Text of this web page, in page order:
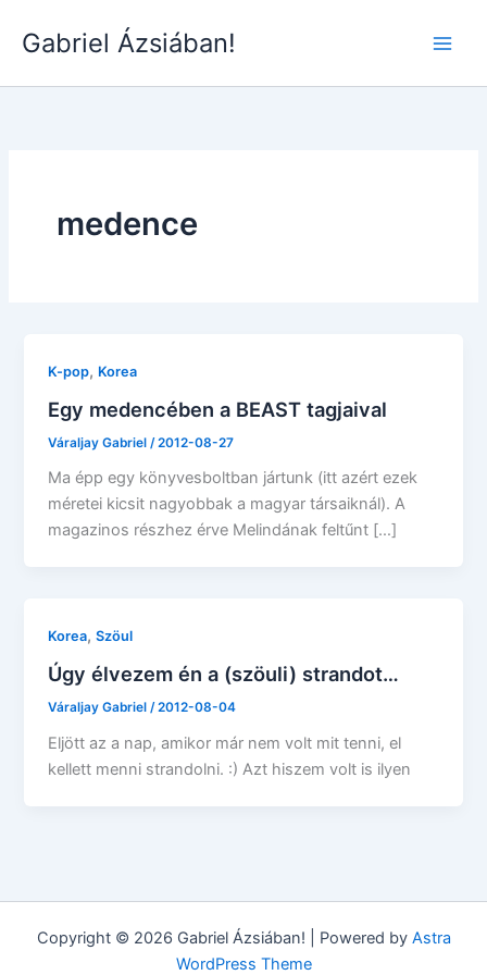
Gabriel Ázsiában!
medence
K-pop, Korea
Egy medencében a BEAST tagjaival
Váraljay Gabriel /2012-08-27
Ma épp egy könyvesboltban jártunk (itt azért ezek
méretei kicsit nagyobbak a magyar társaiknál). A
magazinos részhez érve Melindának feltűnt […]
Korea,Szöul
Úgy élvezem én a (szöuli) strandot…
Váraljay Gabriel/2012-08-04
Eljött az a nap, amikor már nem volt mit tenni, el
kellett menni strandolni. :) Azt hiszem volt is ilyen
Copyright © 2026 Gabriel Ázsiában! | Powered by Astra
WordPress Theme